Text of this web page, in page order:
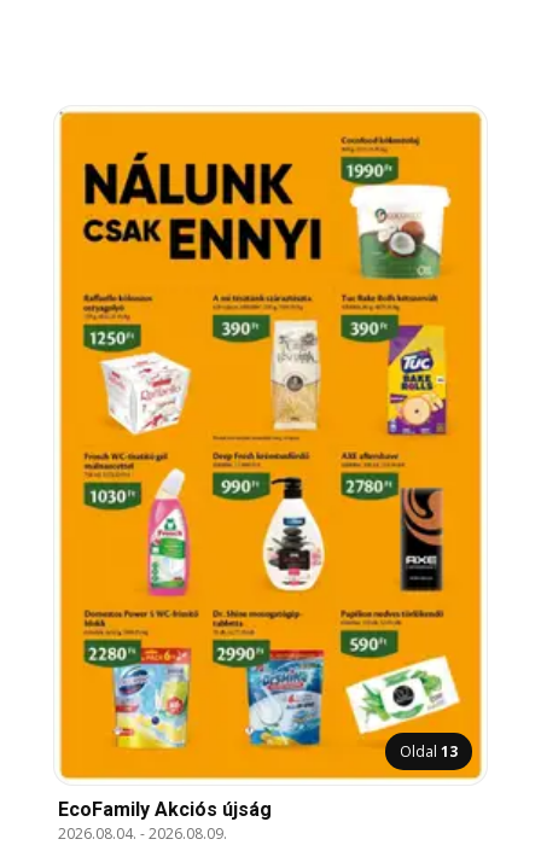
Oldal 13
EcoFamily Akciós újság
2026.08.04. -2026.08.09.